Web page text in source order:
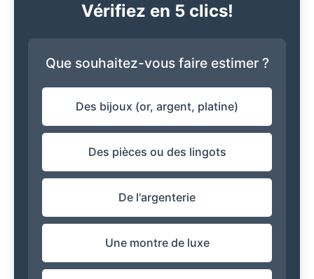
Vérifiez en 5 clics!
Que souhaitez-vous faire estimer ?
Des bijoux (or, argent, platine)
Des pièces ou des lingots
De l'argenterie
Une montre de luxe